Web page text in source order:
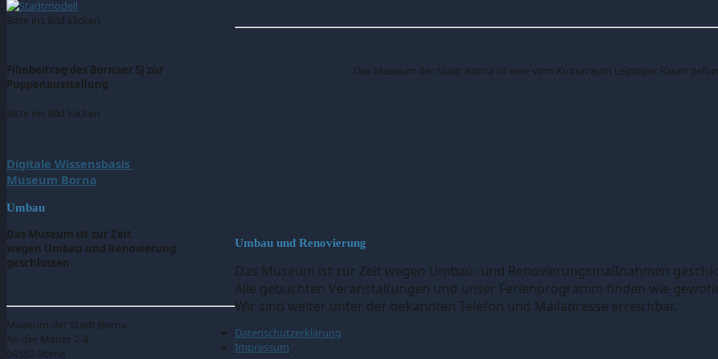
Bitte ins Bild klicken
Filmbeitrag des Bornaer SJ zur
Puppenausstellung
Bitte ins Bild klicken
Digitale Wissensbasis
Museum Borna
Umbau
Das Museum ist zur Zeit
wegen Umbau und Renovierung
geschlossen
Museum der Stadt Borna
An der Mauer 2-4
04552 Borna
Das Museum der Stadt Borna ist eine vom Kulturraum Leipziger Raum
Umbau und Renovierung
Das Museum ist zur Zeit wegen Umbau- und Renovierungsmaßnahmen
Alle gebuchten Veranstaltungen und unser Ferienprogramm finden wie
Wir sind weiter unter der bekannten Telefon und Mailadresse erreichbar.
Datenschutzerklärung
Impressum